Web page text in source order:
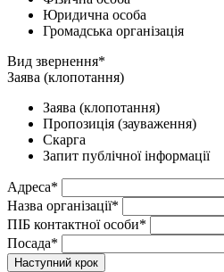
Юридична особа
Громадська організація
Вид звернення*
Заява (клопотання)
Заява (клопотання)
Пропозиція (зауваження)
Скарга
Запит публічної інформації
Адреса*
Назва організації*
ПІБ контактної особи*
Посада*
Наступний крок